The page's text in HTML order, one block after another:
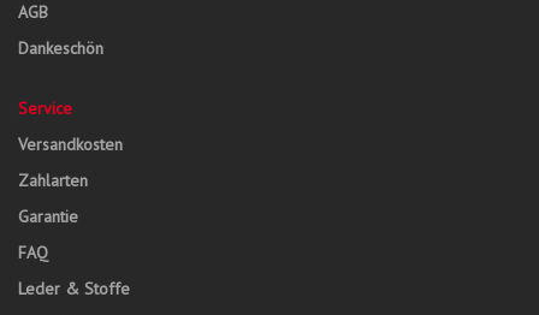
AGB
Dankeschön
Service
Versandkosten
Zahlarten
Garantie
FAQ
Leder & Stoffe